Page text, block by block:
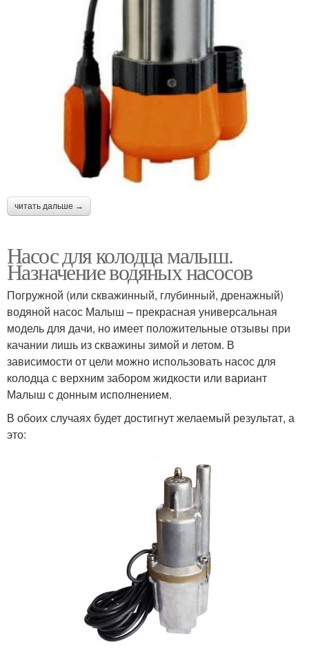
читать дальше →
Насос для колодца малыш.
Назначение водяных насосов
Погружной (или скважинный, глубинный, дренажный)
водяной насос Малыш – прекрасная универсальная
модель для дачи, но имеет положительные отзывы при
качании лишь из скважины зимой и летом. В
зависимости от цели можно использовать насос для
колодца с верхним забором жидкости или вариант
Малыш с донным исполнением.
В обоих случаях будет достигнут желаемый результат, а
это: